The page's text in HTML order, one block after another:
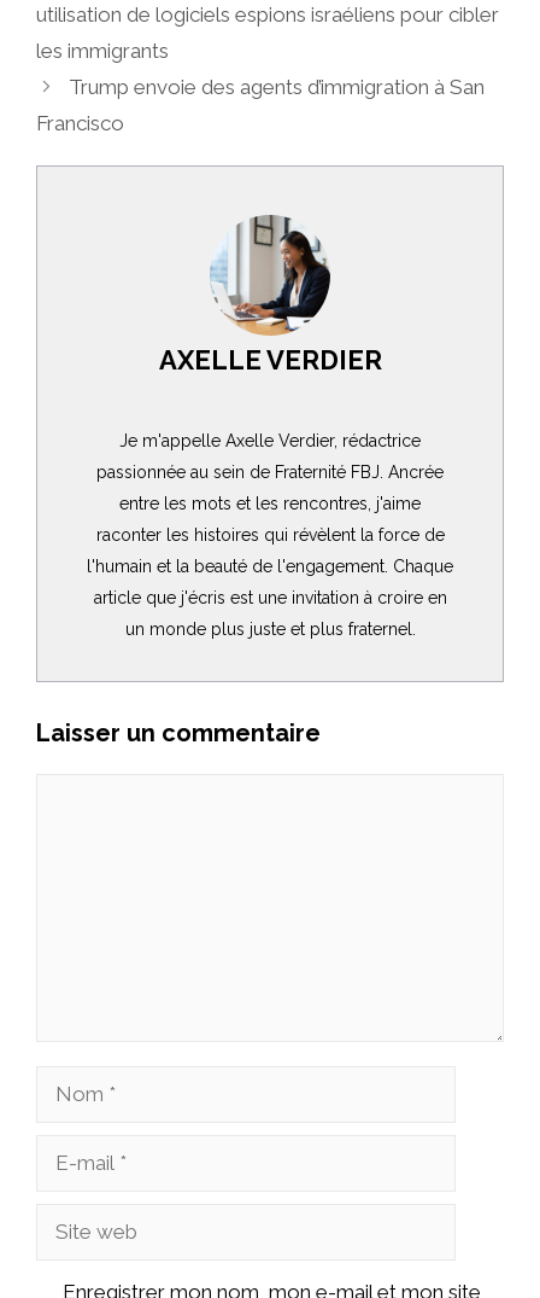
utilisation de logiciels espions israéliens pour cibler
les immigrants
Trump envoie des agents d’immigration à San
Francisco
AXELLE VERDIER
Je m'appelle Axelle Verdier, rédactrice
passionnée au sein de Fraternité FBJ. Ancrée
entre les mots et les rencontres, j'aime
raconter les histoires qui révèlent la force de
l'humain et la beauté de l'engagement. Chaque
article que j'écris est une invitation à croire en
un monde plus juste et plus fraternel.
Laisser un commentaire
Nom
Site
Enregistrer mon nom, mon e-mail et mon site